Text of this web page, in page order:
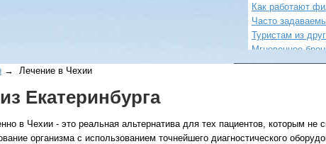
Как работают
Часто
Туристам из
Мгновенное
→ Лeчeниe в Чexии
Екатеринбурга
в Чехии - это реальная альтернатива для тех пациентов, которым не
организма с использованием точнейшего диагностического